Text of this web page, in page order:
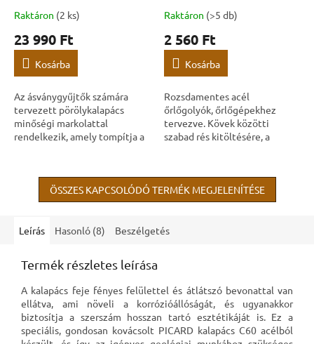
E
S
Raktáron (2 ks)
23 990 Ft
Kosárba
Az ásványgyűjtők számára
tervezett pörölykalapács
minőségi markolattal
rendelkezik, amely tompítja a
kovácsolva. Munka...
Raktáron (>5 db)
2 560 Ft
Kosárba
Rozsdamentes acél
őrlőgolyók, őrlőgépekhez
tervezve. Kövek közötti
szabad rés kitöltésére, a
valamint egyenletesebb
eredmények...
ÖSSZES KAPCSOLÓDÓ TERMÉK MEGJELENÍTÉSE
Leírás Hasonló (8) Beszélgetés
Termék részletes leírása
A kalapács feje fényes felülettel és átlátszó bevonattal van
ellátva, ami növeli a korrózióállóságát, és ugyanakkor
biztosítja a szerszám hosszan tartó esztétikáját is. Ez a
speciális, gondosan kovácsolt PICARD kalapács C60 acélból